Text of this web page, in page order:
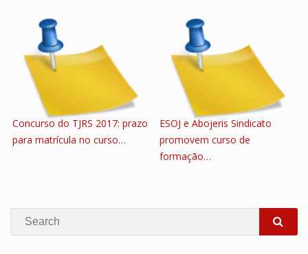
Concurso do TJRS 2017: prazo
para matrícula no curso…
ESOJ e Abojeris Sindicato
promovem curso de
formação…
Search